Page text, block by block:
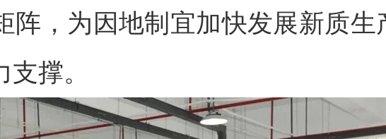
阵，为因地制宜加快发展新质生
撑。